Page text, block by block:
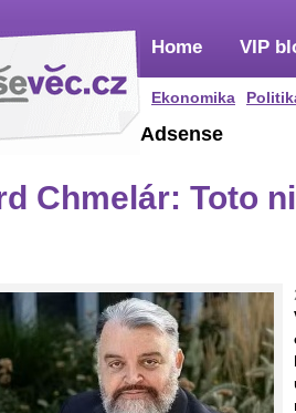
Home
Ekonomika
VIP
Adsense
Chmelár: Toto